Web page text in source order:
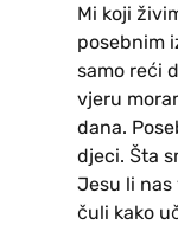
Mi koji
posebnim
samo reći
vjeru
dana.
djeci. Šta
Jesu li nas
čuli kako